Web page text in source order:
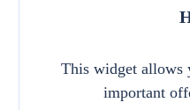
This widget allows
important